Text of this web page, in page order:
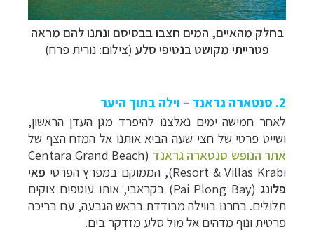
בחלק מהאיים, המים חצבו בבסיסם ונתנו להם מראה
פטרייתי מקושט בנטיפי סלע (צילום: נורית פרח)
2. סנטארה גראנד – וילה בתוך היער
לאחר חמישה ימים נאלצנו להיפרד מגן העדן הראשון,
ושייט פרטי של חצי שעה הביא אותנו אל המזח הצף של
אתר הנופש סנטארה גראנד (
Centara Grand Beach
Resort & Villas Krabi), הממוקם במפרץ הפרטי פאי
פלונג(
Pai Plong Bay) בקראבי, אותו עוטפים צוקים
תלולים. בחרנו בווילה מבודדת בראש הגבעה, עם בריכה
פרטית ונוף מדהים אל מול סלע מזדקר בים.